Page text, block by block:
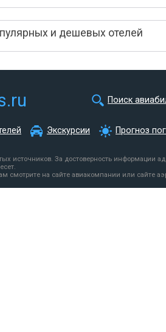
и дешевых отелей
Поиск
Экскурсии Прогноз
источников. За достоверность информации
смотрите на сайте авиакомпании или сайте